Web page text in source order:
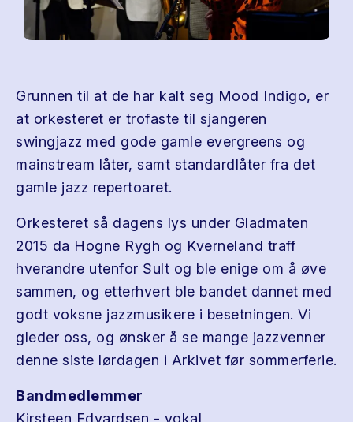
Grunnen til at de har kalt seg Mood Indigo, er
at orkesteret er trofaste til sjangeren
swingjazz med gode gamle evergreens og
mainstream låter, samt standardlåter fra det
gamle jazz repertoaret.
Orkesteret så dagens lys under Gladmaten
2015 da Hogne Rygh og Kverneland traff
hverandre utenfor Sult og ble enige om å øve
sammen, og etterhvert ble bandet dannet med
godt voksne jazzmusikere i besetningen. Vi
gleder oss, og ønsker å se mange jazzvenner
denne siste lørdagen i Arkivet før sommerferie.
Bandmedlemmer
Kirsteen Edvardsen - vokal